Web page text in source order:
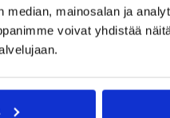
mainosalan ja
voivat yhdistää
SM-sarja
X
SM-sarja
SM-sarja
X
SM-sarja